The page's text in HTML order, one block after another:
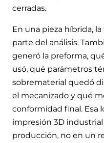
cerradas.
En una pieza híbrida,
parte del análisis.
generó la preforma,
usó, qué parámetros
sobrematerial quedó
el mecanizado y qué
conformidad final. Esa
impresión 3D
producción, no en un